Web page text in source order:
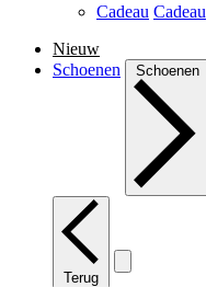
Cadeau Cadeau
Nieuw
Schoenen
Schoenen
Terug